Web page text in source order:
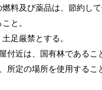
料及び薬品は、節約して
と。
足厳禁とする。
付近は、国有林であるこ
所定の場所を使用するこ